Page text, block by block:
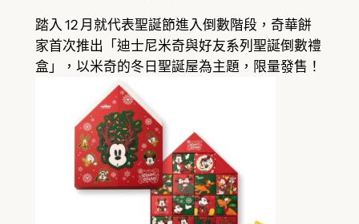
踏入 12 月就代表聖誕節進入倒數階段，奇華餅
家首次推出「迪士尼米奇與好友系列聖誕倒數禮
盒」，以米奇的冬日聖誕屋為主題，限量發售！